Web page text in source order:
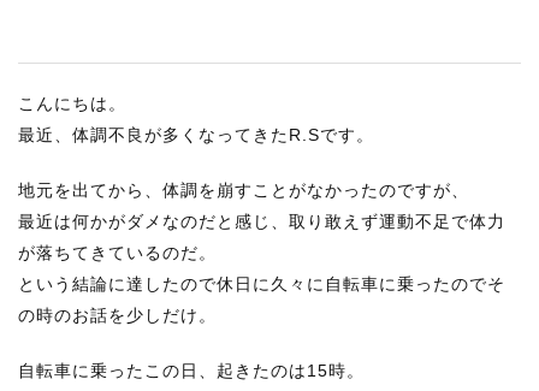
こんにちは。
最近、体調不良が多くなってきたR.Sです。
地元を出てから、体調を崩すことがなかったのですが、
最近は何かがダメなのだと感じ、取り敢えず運動不足で体力
が落ちてきているのだ。
という結論に達したので休日に久々に自転車に乗ったのでそ
の時のお話を少しだけ。
自転車に乗ったこの日、起きたのは15時。